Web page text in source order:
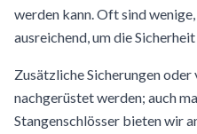
werden kann. Oft sind
ausreichend, um die
Zusätzliche Sicherungen
nachgerüstet werden; auch
Stangenschlösser bieten wir